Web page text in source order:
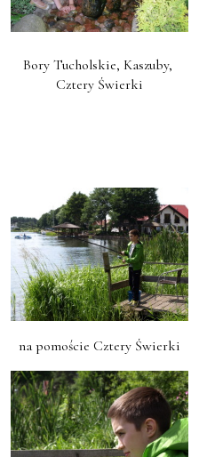
Bory Tucholskie, Kaszuby,
Cztery Świerki
na pomoście Cztery Świerki